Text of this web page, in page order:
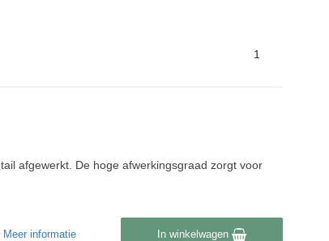
1
afgewerkt. De hoge afwerkingsgraad zorgt voor
In winkelwagen
Meer informatie